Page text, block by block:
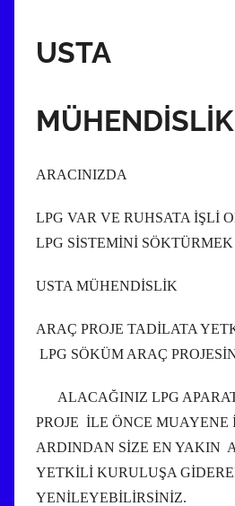
USTA
ARACINIZDA
LPG VAR VE RUHSATA İŞLİ
LPG SİSTEMİNİ
USTA MÜHENDİSLİK
ARAÇ PROJE TADİLATA
LPG SÖKÜM ARAÇ
ALACAĞINIZ LPG
PROJE İLE ÖNCE MUAYENE
ARDINDAN SİZE EN YAKIN
YETKİLİ KURULUŞA
YENİLEYEBİLİRSİNİZ.